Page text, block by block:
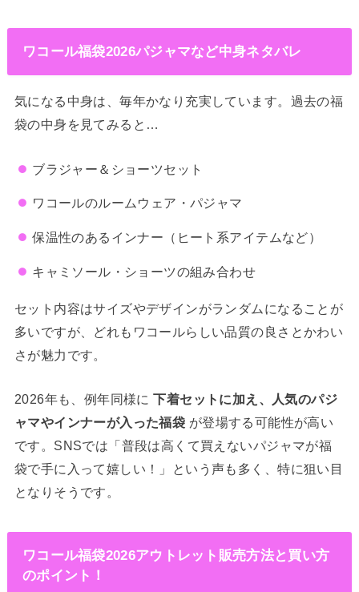
ワコール福袋2026パジャマなど中身ネタバレ
気になる中身は、毎年かなり充実しています。過去の福
袋の中身を見てみると…
ブラジャー＆ショーツセット
ワコールのルームウェア・パジャマ
保温性のあるインナー（ヒート系アイテムなど）
キャミソール・ショーツの組み合わせ
セット内容はサイズやデザインがランダムになることが
多いですが、どれもワコールらしい品質の良さとかわい
さが魅力です。
2026年も、例年同様に下着セットに加え、人気のパジ
ャマやインナーが入った福袋 が登場する可能性が高い
です。SNSでは「普段は高くて買えないパジャマが福
袋で手に入って嬉しい！」という声も多く、特に狙い目
となりそうです。
ワコール福袋2026アウトレット販売方法と買い方
のポイント！